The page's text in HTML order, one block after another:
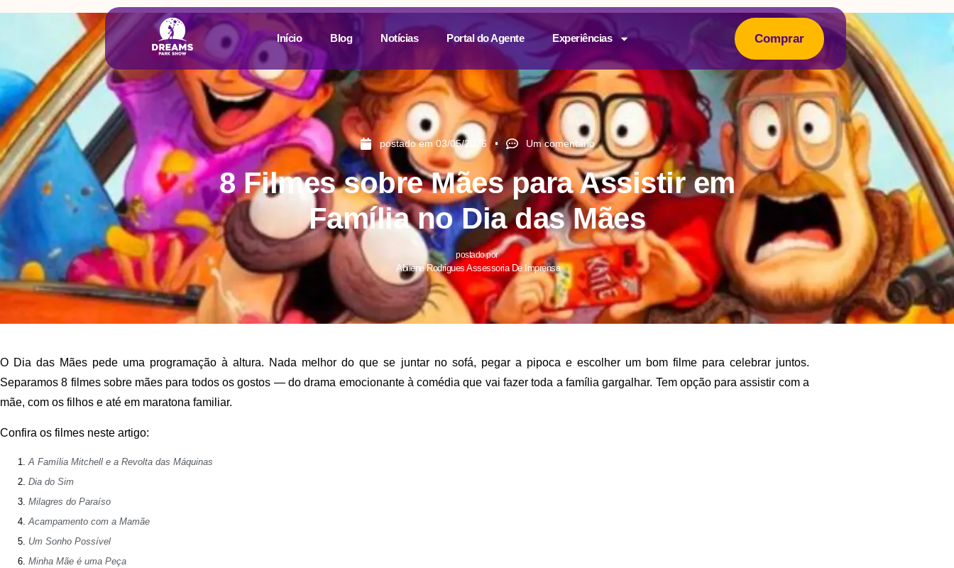
Início Blog Notícias Portal do Agente Experiências Comprar
postado em 03/05/2026 Um comentário
8 Filmes sobre Mães para Assistir em
Família no Dia das Mães
postado por
Abilene Rodrigues Assessoria De Imprensa
O Dia das Mães pede uma programação à altura. Nada melhor do que se juntar no sofá, pegar a pipoca e escolher um bom filme para celebrar juntos.
Separamos 8 filmes sobre mães para todos os gostos — do drama emocionante à comédia que vai fazer toda a família gargalhar. Tem opção para assistir com a
mãe, com os filhos e até em maratona familiar.
Confira os filmes neste artigo:
A Família Mitchell e a Revolta das Máquinas
Dia do Sim
Milagres do Paraíso
Acampamento com a Mamãe
Um Sonho Possível
Minha Mãe é uma Peça